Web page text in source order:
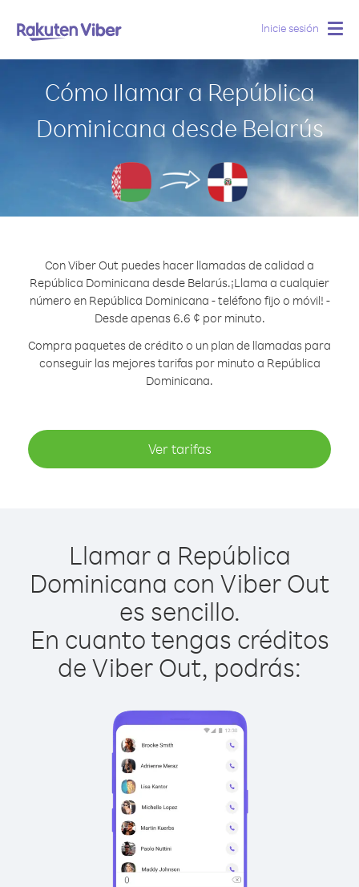
Inicie sesión
Cómo llamar a República
Dominicana desde Belarús
Con Viber Out puedes hacer llamadas de calidad a
República Dominicana desde Belarús.¡Llama a cualquier
número en República Dominicana - teléfono fijo o móvil! -
Desde apenas 6.6 ¢ por minuto.
Compra paquetes de crédito o un plan de llamadas para
conseguir las mejores tarifas por minuto a República
Dominicana.
Ver tarifas
Llamar a República
Dominicana con Viber Out
es sencillo.
En cuanto tengas créditos
de Viber Out, podrás: